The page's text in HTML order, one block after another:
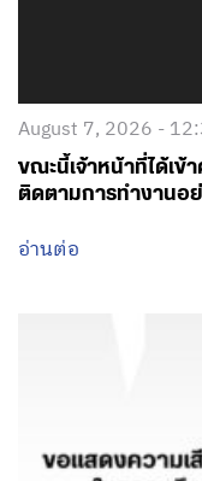
August 7, 2026 -
ขณะนี้เจ้าหน้าที่ได้เ
ติดตามการทำงานอ
อ่านต่อ